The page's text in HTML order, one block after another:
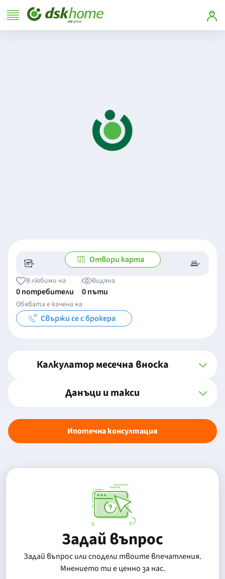
- -/- -
Отвори карта
В любими на
0 потребители
Видяна
0 пъти
Обявата е качена на
Свържи се с брокера
Калкулатор месечна вноска
Данъци и такси
Ипотечна консултация
Задай въпрос
Задай въпрос или сподели твоите впечатления.
Mнението ти е ценно за нас.